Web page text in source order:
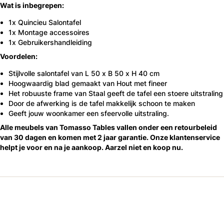
Wat is inbegrepen:
1x Quincieu Salontafel
1x Montage accessoires
1x Gebruikershandleiding
Voordelen:
Stijlvolle salontafel van L 50 x B 50 x H 40 cm
Hoogwaardig blad gemaakt van Hout met fineer
Het robuuste frame van Staal geeft de tafel een stoere uitstraling
Door de afwerking is de tafel makkelijk schoon te maken
Geeft jouw woonkamer een sfeervolle uitstraling.
Alle meubels van Tomasso Tables vallen onder een retourbeleid
van 30 dagen en komen met 2 jaar garantie. Onze klantenservice
helpt je voor en na je aankoop. Aarzel niet en koop nu.